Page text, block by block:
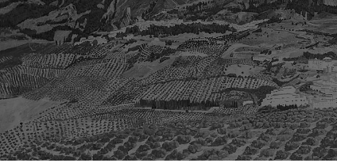
DE
LA